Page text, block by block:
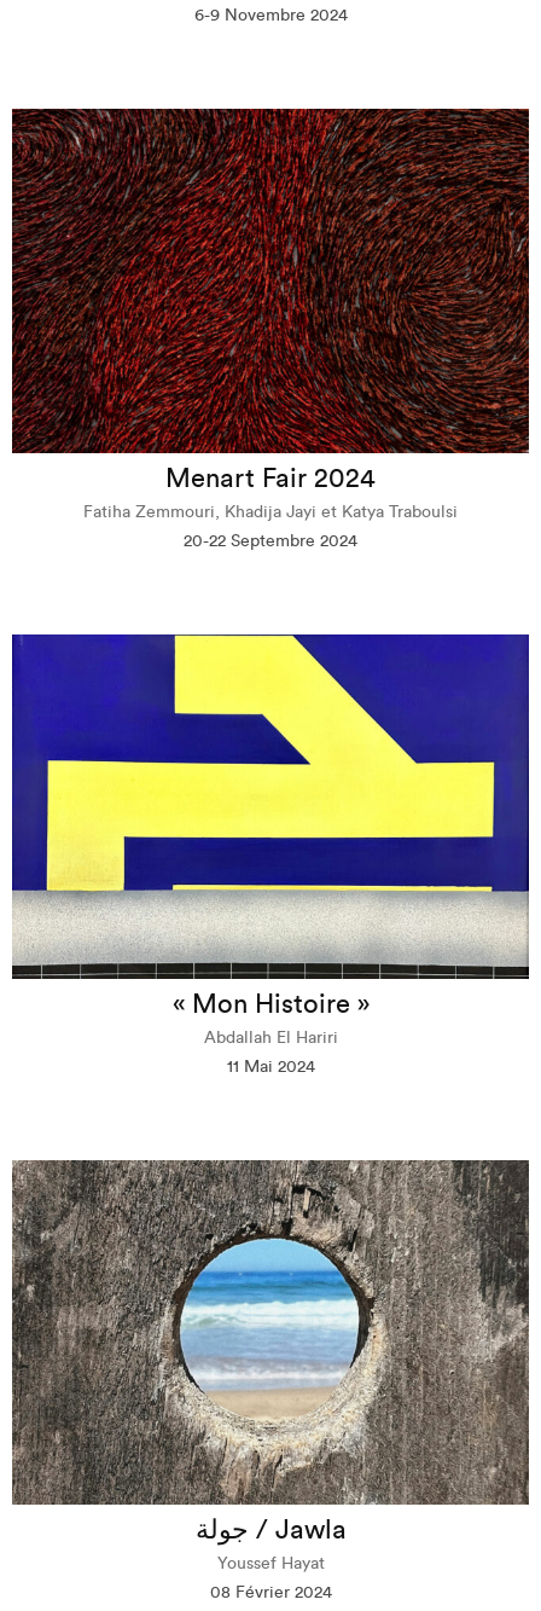
6-9 Novembre 2024
Menart Fair 2024
Fatiha Zemmouri, Khadija Jayi et Katya Traboulsi
20-22 Septembre 2024
« Mon Histoire »
Abdallah El Hariri
11 Mai 2024
جولة / Jawla
Youssef Hayat
08 Février 2024